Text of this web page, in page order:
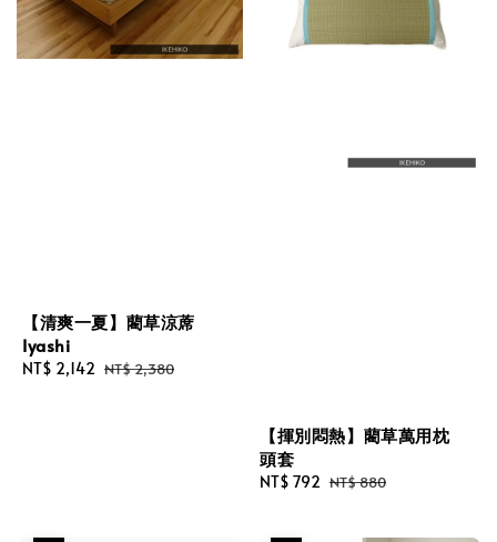
【清爽一夏】藺草涼蓆
Iyashi
Sale
NT$ 2,142 Regular
NT$ 2,380
【揮別悶熱】藺草萬用枕
頭套
Sale
NT$ 792 Regular
NT$ 880